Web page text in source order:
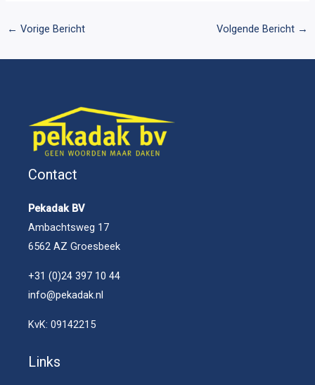
← Vorige Bericht Volgende Bericht →
Contact
Pekadak BV
Ambachtsweg 17
6562 AZ Groesbeek
+31 (0)24 397 10 44
info@pekadak.nl
KvK: 09142215
Links